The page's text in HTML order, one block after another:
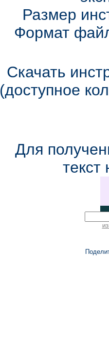
Размер
Формат
Скачать
(доступное
Для
текст